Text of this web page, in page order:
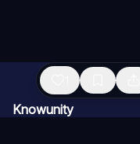
Knowunity